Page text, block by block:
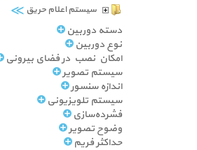
سیستم اعلام حریق ≫
دسته دوربین
نوع دوربین
امکان نصب در فضای بیرونی
سیستم تصویر
اندازه سنسور
سیستم تلویزیونی
فشرده‌سازی
وضوح تصویر
حداکثر فریم